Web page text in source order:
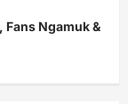
Fans Ngamuk &